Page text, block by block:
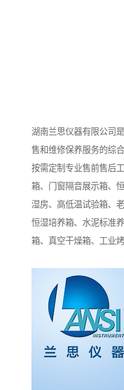
湖南兰思仪器有限公司
售和维修保养服务的综
按需定制专业售前售后
箱、门窗隔音展示箱、
湿房、高低温试验箱、
恒湿培养箱、水泥标准
箱、真空干燥箱、工业